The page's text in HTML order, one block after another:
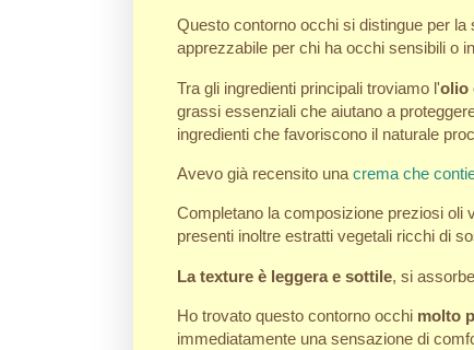
Questo contorno occhi si distingue per la
apprezzabile per chi ha occhi sensibili o
Tra gli ingredienti principali troviamo l'olio
grassi essenziali che aiutano a
ingredienti che favoriscono il naturale
Avevo già recensito una crema che
Completano la composizione preziosi oli
presenti inoltre estratti vegetali ricchi di
La texture è leggera e sottile, si
Ho trovato questo contorno occhi molto
immediatamente una sensazione di